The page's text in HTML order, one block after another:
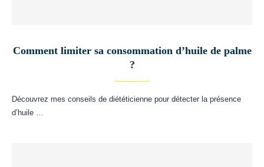
Comment limiter sa consommation d’huile de palme
?
Découvrez mes conseils de diététicienne pour détecter la présence
d’huile …